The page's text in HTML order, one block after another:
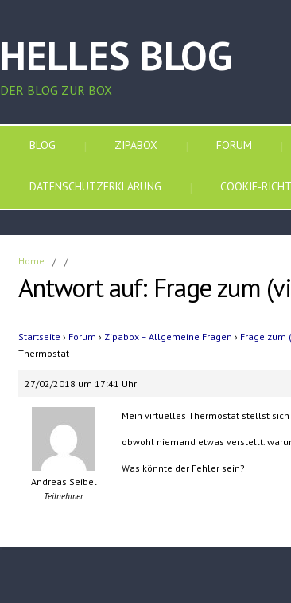
HELLES BLOG
DER BLOG ZUR BOX
BLOG ZIPABOX FORUM
DATENSCHUTZERKLÄRUNG COOKIE-
Home / /
Antwort auf: Frage zum
Startseite › Forum › Zipabox – Allgemeine Fragen › Frage
Thermostat
27/02/2018 um 17:41 Uhr
Andreas Seibel
Teilnehmer
Mein virtuelles Thermostat stellst sich
obwohl niemand etwas verstellt.
Was könnte der Fehler sein?